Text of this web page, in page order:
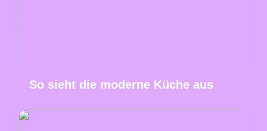
So sieht die moderne Küche aus